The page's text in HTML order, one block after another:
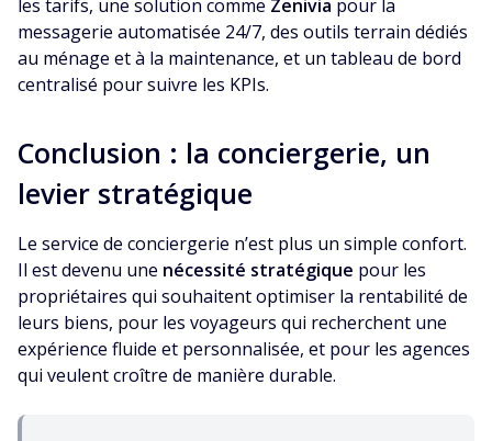
les tarifs, une solution comme Zenivia pour la
messagerie automatisée 24/7, des outils terrain dédiés
au ménage et à la maintenance, et un tableau de bord
centralisé pour suivre les KPIs.
Conclusion : la conciergerie, un
levier stratégique
Le service de conciergerie n’est plus un simple confort.
Il est devenu une nécessité stratégique pour les
propriétaires qui souhaitent optimiser la rentabilité de
leurs biens, pour les voyageurs qui recherchent une
expérience fluide et personnalisée, et pour les agences
qui veulent croître de manière durable.